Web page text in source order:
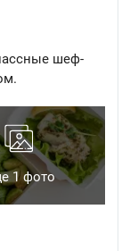
шеф-
1 фото